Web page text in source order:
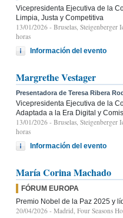
Vicepresidenta Ejecutiva de la
Limpia, Justa y Competitiva
13/01/2026 - Bruselas, Steigenberger
horas
Información del evento
Margrethe Vestager
Presentadora de Teresa Ribera
Vicepresidenta Ejecutiva de la
Adaptada a la Era Digital y
13/01/2026 - Bruselas, Steigenberger
horas
Información del evento
María Corina Machado
FÓRUM EUROPA
Premio Nobel de la Paz 2025 y
20/04/2026 - Madrid, Four Seasons